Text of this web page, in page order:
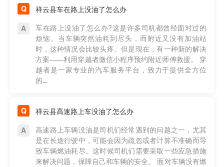
祥云县车在路上没油了怎么办
车在路上没油了怎么办?这是许多司机都曾经面对过的
烦恼。当车辆突然油耗到尽头，而附近又没有加油站
时，这种情况会比较头疼。但是现在，有一种新的解决
方案——利用穿越者微信小程序预约附近师傅救援。 穿
越者是一家专业的汽车服务平台，致力于提供全方位
的...
祥云县高速路上车没油了怎么办
高速路上车辆没油是司机们经常遇到的问题之一，尤其
是在长途行驶中，可能会因为疏忽或者计算不准确而导
致车辆燃油耗尽。这时候司机们需要采取一些应急措施
来解决问题，保障自己和车辆的安全。 面对车辆没有燃